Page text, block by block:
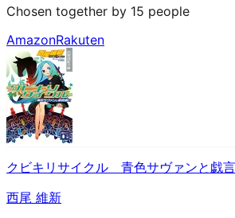
Chosen together by 15 people
AmazonRakuten
クビキリサイクル 青色サヴァンと戯
西尾 維新